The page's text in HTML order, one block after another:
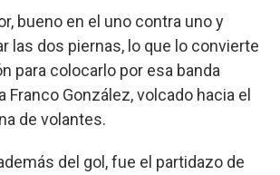
bueno en el uno contra uno y
las dos piernas, lo que lo convierte
para colocarlo por esa banda
Franco González, volcado hacia el
de volantes.
del gol, fue el partidazo de